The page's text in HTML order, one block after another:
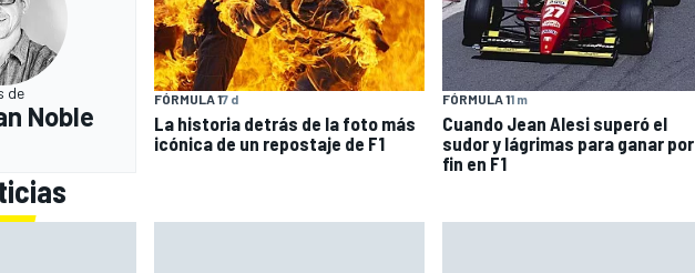
de
Noble
FÓRMULA 17 d
La historia detrás de la foto más
icónica de un repostaje de F1
FÓRMULA 11 m
Cuando Jean Alesi superó el
sudor y lágrimas para ganar por
fin en F1